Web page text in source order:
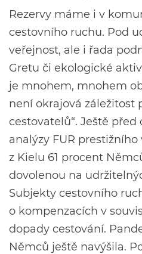
Rezervy máme i v
cestovního ruchu. Pod
veřejnost, ale i řada
Gretu či ekologické
je mnohem, mnohem
není okrajová záležitost
cestovatelů“. Ještě
analýzy FUR
z Kielu 61 procent
dovolenou na
Subjekty cestovního
o kompenzacích v
dopady cestování.
Němců ještě navýšila.